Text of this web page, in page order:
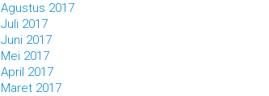
Agustus 2017
Juli 2017
Juni 2017
Mei 2017
April 2017
Maret 2017